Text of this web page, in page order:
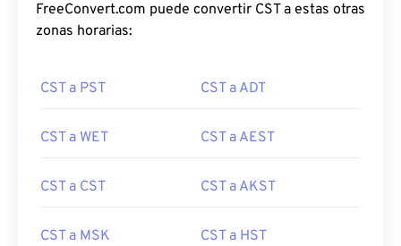
FreeConvert.com puede convertir CST a estas otras
zonas horarias:
CST a PST CST a ADT
CST a WET CST a AEST
CST a CST CST a AKST
CST a MSK CST a HST